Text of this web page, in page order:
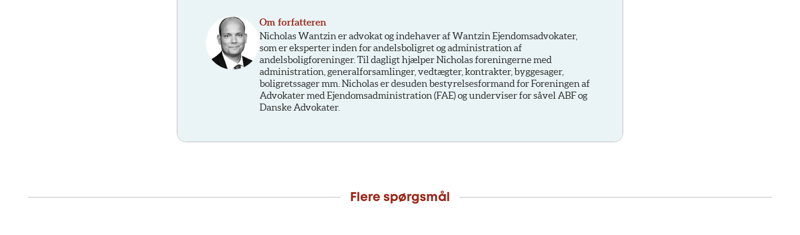
Om forfatteren
Nicholas Wantzin er advokat og indehaver af Wantzin Ejendomsadvokater,
som er eksperter inden for andelsboligret og administration af
andelsboligforeninger. Til dagligt hjælper Nicholas foreningerne med
administration, generalforsamlinger, vedtægter, kontrakter, byggesager,
boligretssager mm. Nicholas er desuden bestyrelsesformand for Foreningen af
Advokater med Ejendomsadministration (FAE) og underviser for såvel ABF og
Danske Advokater.
Flere spørgsmål